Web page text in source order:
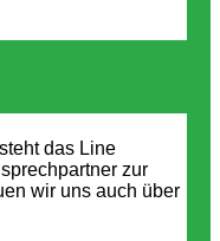
das Line
zur
wir uns auch über